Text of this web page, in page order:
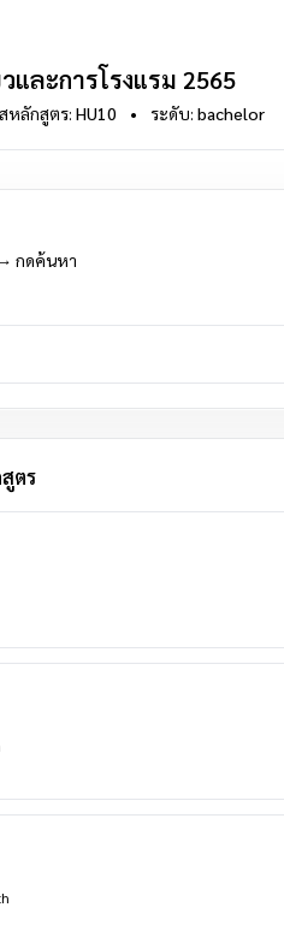
และการโรงแรม 2565
หลักสูตร: HU10 • ระดับ: bachelor
กดค้นหา
ตร